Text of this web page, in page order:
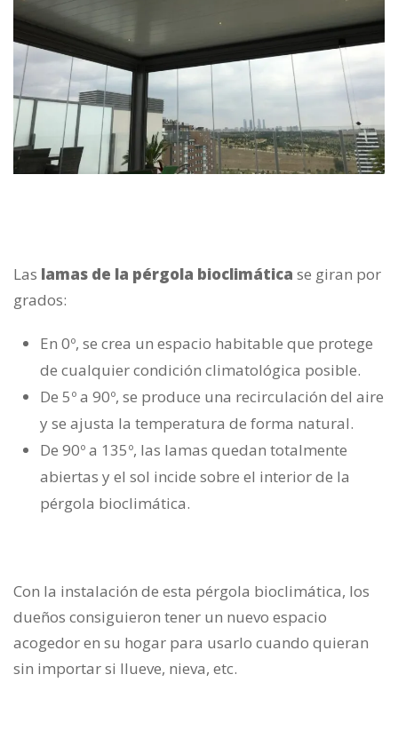
Las lamas de la pérgola bioclimática se giran por
grados:
En 0º, se crea un espacio habitable que protege
de cualquier condición climatológica posible.
De 5º a 90º, se produce una recirculación del aire
y se ajusta la temperatura de forma natural.
De 90º a 135º, las lamas quedan totalmente
abiertas y el sol incide sobre el interior de la
pérgola bioclimática.
Con la instalación de esta pérgola bioclimática, los
dueños consiguieron tener un nuevo espacio
acogedor en su hogar para usarlo cuando quieran
sin importar si llueve, nieva, etc.